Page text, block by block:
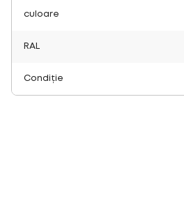
culoare
RAL
Condiție